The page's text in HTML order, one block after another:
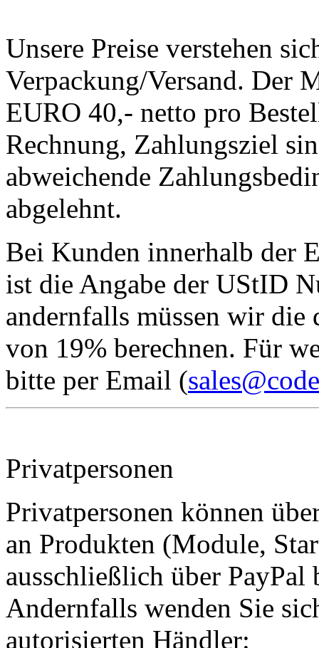
Unsere Preise verstehen
Verpackung/Versand. Der
EURO 40,- netto pro
Rechnung, Zahlungsziel
abweichende
abgelehnt.
Bei Kunden innerhalb der
ist die Angabe der UStID
andernfalls müssen wir die
von 19% berechnen. Für
bitte per Email (
Privatpersonen
Privatpersonen können
an Produkten (Module,
ausschließlich über PayPal
Andernfalls wenden Sie
autorisierten Händler: